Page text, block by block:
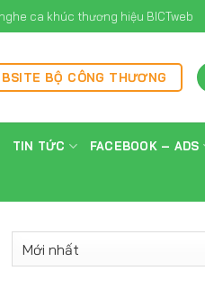
ca khúc thương hiệu BICTweb
BỘ CÔNG THƯƠNG
TIN TỨC FACEBOOK – ADS